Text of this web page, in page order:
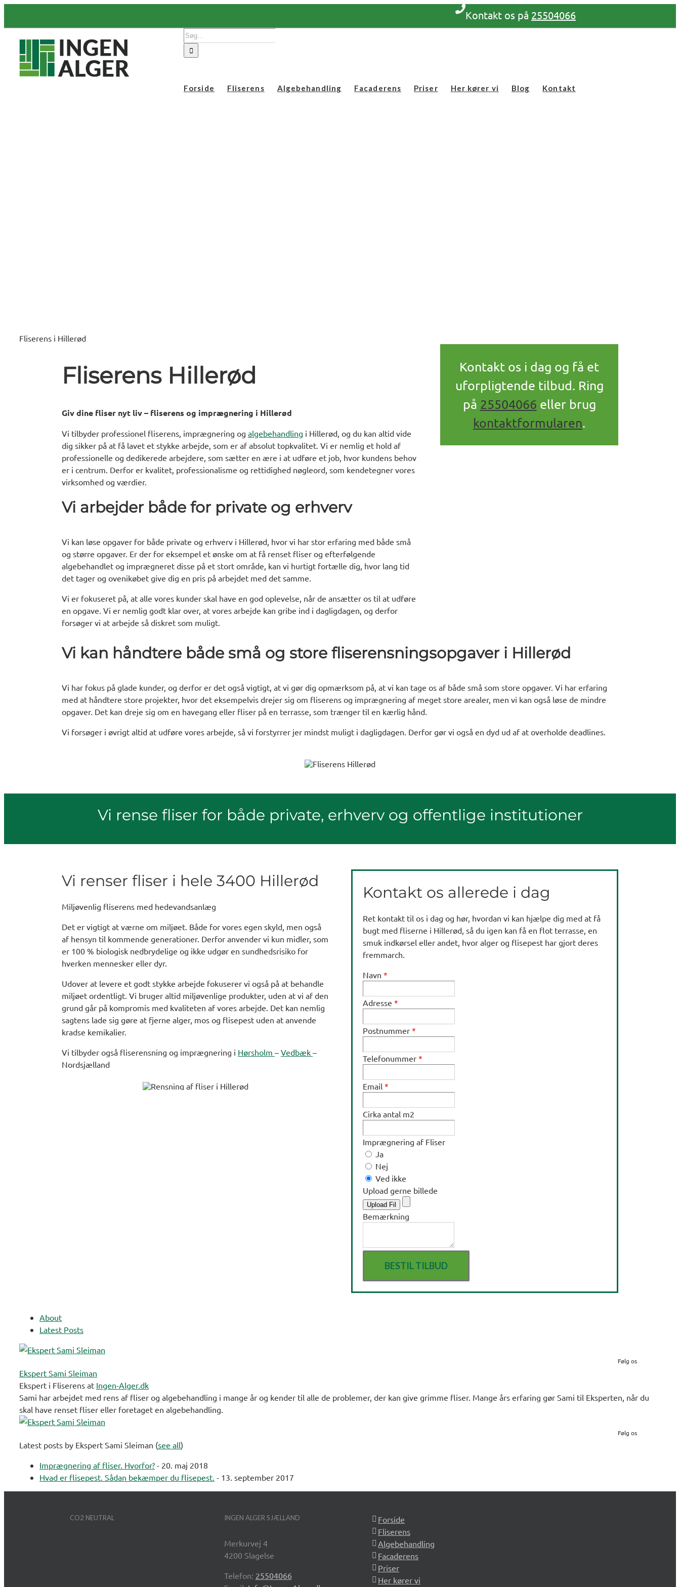
Kontakt os på 25504066
Søg
efter:
Forside Fliserens Algebehandling Facaderens Priser Her kører vi Blog Kontakt
Fliserens i Hillerød
Fliserens Hillerød
Giv dine fliser nyt liv – fliserens og imprægnering i Hillerød
Vi tilbyder professionel fliserens, imprægnering og algebehandling i Hillerød, og du kan altid vide
dig sikker på at få lavet et stykke arbejde, som er af absolut topkvalitet. Vi er nemlig et hold af
professionelle og dedikerede arbejdere, som sætter en ære i at udføre et job, hvor kundens behov
er i centrum. Derfor er kvalitet, professionalisme og rettidighed nøgleord, som kendetegner vores
virksomhed og værdier.
Vi arbejder både for private og erhverv
Vi kan løse opgaver for både private og erhverv i Hillerød, hvor vi har stor erfaring med både små
og større opgaver. Er der for eksempel et ønske om at få renset fliser og efterfølgende
algebehandlet og imprægneret disse på et stort område, kan vi hurtigt fortælle dig, hvor lang tid
det tager og ovenikøbet give dig en pris på arbejdet med det samme.
Vi er fokuseret på, at alle vores kunder skal have en god oplevelse, når de ansætter os til at udføre
en opgave. Vi er nemlig godt klar over, at vores arbejde kan gribe ind i dagligdagen, og derfor
forsøger vi at arbejde så diskret som muligt.
Kontakt os i dag og få et
uforpligtende tilbud. Ring
på 25504066 eller brug
kontaktformularen.
Vi kan håndtere både små og store fliserensningsopgaver i Hillerød
Vi har fokus på glade kunder, og derfor er det også vigtigt, at vi gør dig opmærksom på, at vi kan tage os af både små som store opgaver. Vi har erfaring
med at håndtere store projekter, hvor det eksempelvis drejer sig om fliserens og imprægnering af meget store arealer, men vi kan også løse de mindre
opgaver. Det kan dreje sig om en havegang eller fliser på en terrasse, som trænger til en kærlig hånd.
Vi forsøger i øvrigt altid at udføre vores arbejde, så vi forstyrrer jer mindst muligt i dagligdagen. Derfor gør vi også en dyd ud af at overholde deadlines.
Vi rense fliser for både private, erhverv og offentlige institutioner
Vi renser fliser i hele 3400 Hillerød
Miljøvenlig fliserens med hedevandsanlæg
Det er vigtigt at værne om miljøet. Både for vores egen skyld, men også
af hensyn til kommende generationer. Derfor anvender vi kun midler, som
er 100 % biologisk nedbrydelige og ikke udgør en sundhedsrisiko for
hverken mennesker eller dyr.
Udover at levere et godt stykke arbejde fokuserer vi også på at behandle
miljøet ordentligt. Vi bruger altid miljøvenlige produkter, uden at vi af den
grund går på kompromis med kvaliteten af vores arbejde. Det kan nemlig
sagtens lade sig gøre at fjerne alger, mos og flisepest uden at anvende
kradse kemikalier.
Vi tilbyder også fliserensning og imprægnering i Hørsholm – Vedbæk –
Nordsjælland
Kontakt os allerede i dag
Ret kontakt til os i dag og hør, hvordan vi kan hjælpe dig med at få
bugt med fliserne i Hillerød, så du igen kan få en flot terrasse, en
smuk indkørsel eller andet, hvor alger og flisepest har gjort deres
fremmarch.
Navn *
Adresse *
Postnummer *
Telefonummer *
Email *
Cirka antal m2
Imprægnering af Fliser
Ja
Nej
Ved ikke
Upload gerne billede
Upload Fil
Bemærkning
About
Latest Posts
Følg os
Ekspert Sami Sleiman
Ekspert i Fliserens at Ingen-Alger.dk
Sami har arbejdet med rens af fliser og algebehandling i mange år og kender til alle de problemer, der kan give grimme fliser. Mange års erfaring gør Sami til Eksperten, når du
skal have renset fliser eller foretaget en algebehandling.
Følg os
Latest posts by Ekspert Sami Sleiman (see all)
Imprægnering af fliser. Hvorfor? - 20. maj 2018
Hvad er flisepest. Sådan bekæmper du flisepest. - 13. september 2017
CO2 NEUTRAL INGEN ALGER SJÆLLAND
Merkurvej 4
4200 Slagelse
Telefon: 25504066
Forside
Fliserens
Algebehandling
Facaderens
Priser
Her kører vi